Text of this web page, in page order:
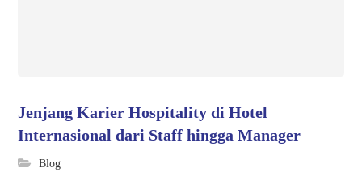
Jenjang Karier Hospitality di Hotel
Internasional dari Staff hingga Manager
Blog